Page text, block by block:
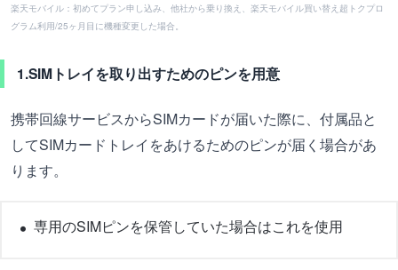
楽天モバイル：初めてプラン申し込み、他社から乗り換え、楽天モバイル買い替え超トクプロ
グラム利用/25ヶ月目に機種変更した場合。
1.SIMトレイを取り出すためのピンを用意
携帯回線サービスからSIMカードが届いた際に、付属品と
してSIMカードトレイをあけるためのピンが届く場合があ
ります。
専用のSIMピンを保管していた場合はこれを使用